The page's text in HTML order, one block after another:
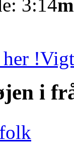
3:14
!
i